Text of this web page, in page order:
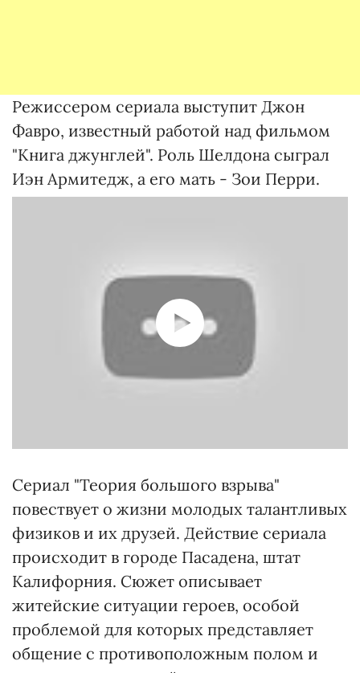
Режиссером сериала выступит Джон
Фавро, известный работой над фильмом
"Книга джунглей". Роль Шелдона сыграл
Иэн Армитедж, а его мать - Зои Перри.
Сериал "Теория большого взрыва"
повествует о жизни молодых талантливых
физиков и их друзей. Действие сериала
происходит в городе Пасадена, штат
Калифорния. Сюжет описывает
житейские ситуации героев, особой
проблемой для которых представляет
общение с противоположным полом и